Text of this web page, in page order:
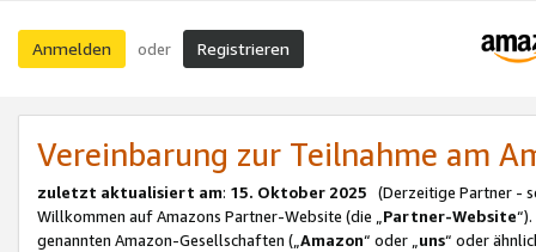
Anmelden oder Registrieren
Vereinbarung zur Teilnahme am
zuletzt aktualisiert am: 15. Oktober 2025 (Derzeitige Partner -
Willkommen auf Amazons Partner-Website (die „Partner-Website
genannten Amazon-Gesellschaften („Amazon“ oder „uns“ oder